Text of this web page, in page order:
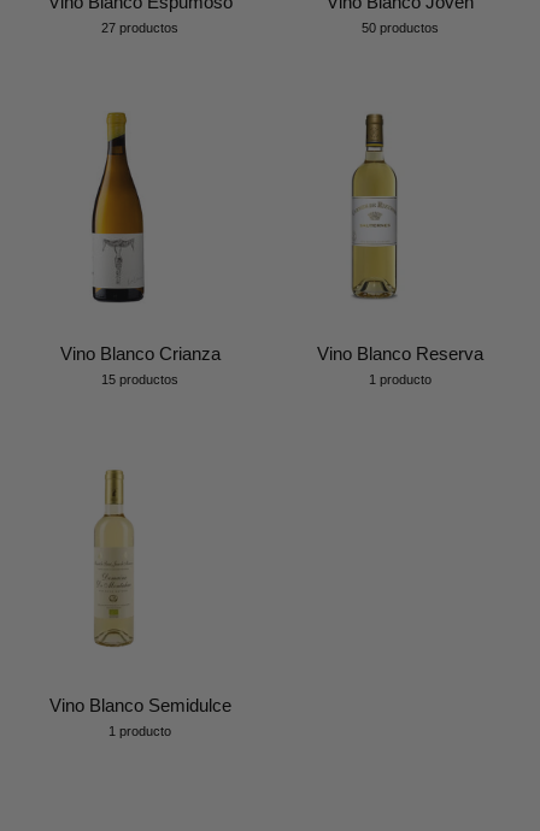
27 productos 50 productos
Vino Blanco Crianza
15 productos
Vino Blanco Reserva
1 producto
Vino Blanco Semidulce
1 producto